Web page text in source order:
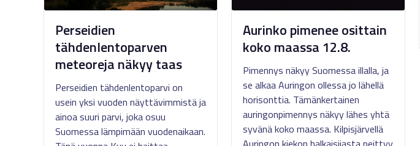
Perseidien
tähdenlentoparven
meteoreja näkyy taas
Perseidien tähdenlentoparvi on
usein yksi vuoden näyttävimmistä ja
ainoa suuri parvi, joka osuu
Suomessa lämpimään vuodenaikaan.
Aurinko pimenee osittain
koko maassa 12.8.
Pimennys näkyy Suomessa illalla, ja
se alkaa Auringon ollessa jo lähellä
horisonttia. Tämänkertainen
auringonpimennys näkyy lähes yhtä
syvänä koko maassa. Kilpisjärvellä